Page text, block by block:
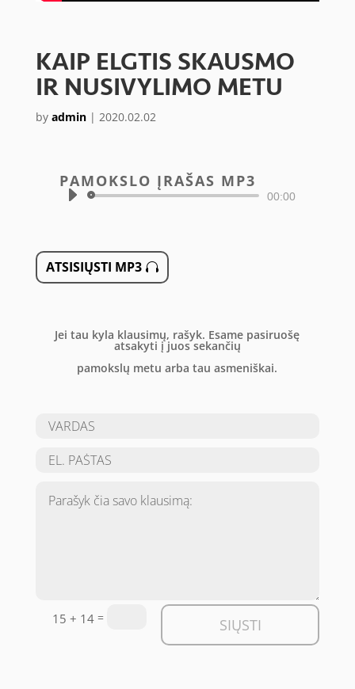
KAIP ELGTIS SKAUSMO
IR NUSIVYLIMO METU
by admin| 2020.02.02
PAMOKSLO ĮRAŠAS MP3
Audio
00:00
ATSISIŲSTI MP3
Jei tau kyla klausimų, rašyk. Esame pasiruošę
atsakyti į juos sekančių
pamokslų metu arba tau asmeniškai.
15 + 14 = SIŲSTI